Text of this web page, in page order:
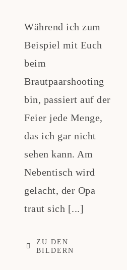
Während ich zum
Beispiel mit Euch
beim
Brautpaarshooting
bin, passiert auf der
Feier jede Menge,
das ich gar nicht
sehen kann. Am
Nebentisch wird
gelacht, der Opa
traut sich [...]
ZU DEN
BILDERN